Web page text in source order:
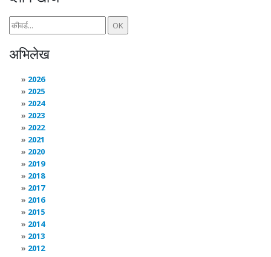
अभिलेख
2026
2025
2024
2023
2022
2021
2020
2019
2018
2017
2016
2015
2014
2013
2012